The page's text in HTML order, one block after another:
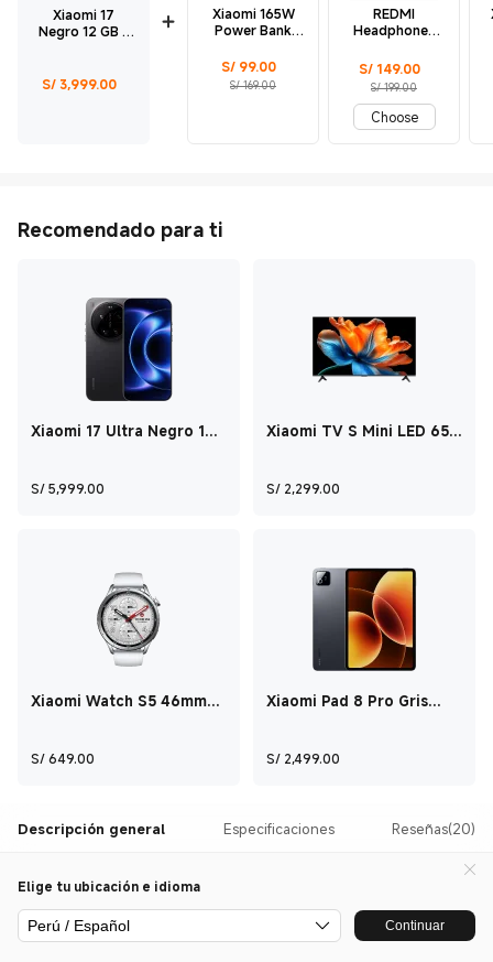
Xiaomi 17
Negro 12 GB +
S/3,999.00
Xiaomi 165W
Power Bank
S/ 99.00
Current Price S/ 99
S/ 169.00
Precio de comercialización S/ 169.00
REDMI
Headphones
Obsidiana
S/ 149.00
Current Price S/ 149
S/ 199.00
Precio de comercialización S/ 199.00
Choose
Recomendado para ti
Xiaomi 17 Ultra Negro 16
S/5,999.00 Current Price S/ 5,999
Xiaomi TV S Mini LED 65
S/ 2,299.00
Xiaomi Watch S5 46mm
S/649.00 Current Price S/ 649
Xiaomi Pad 8 Pro Gris
S/ 2,499.00
Descripción general Especificaciones Reseñas(20)